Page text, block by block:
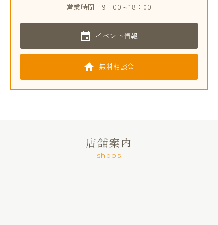
営業時間 9：00～18：00
イベント情報
無料相談会
店舗案内
shops